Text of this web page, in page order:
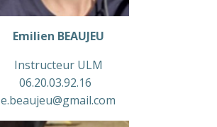
Emilien BEAUJEU
Instructeur ULM
06.20.03.92.16
e.beaujeu@gmail.com